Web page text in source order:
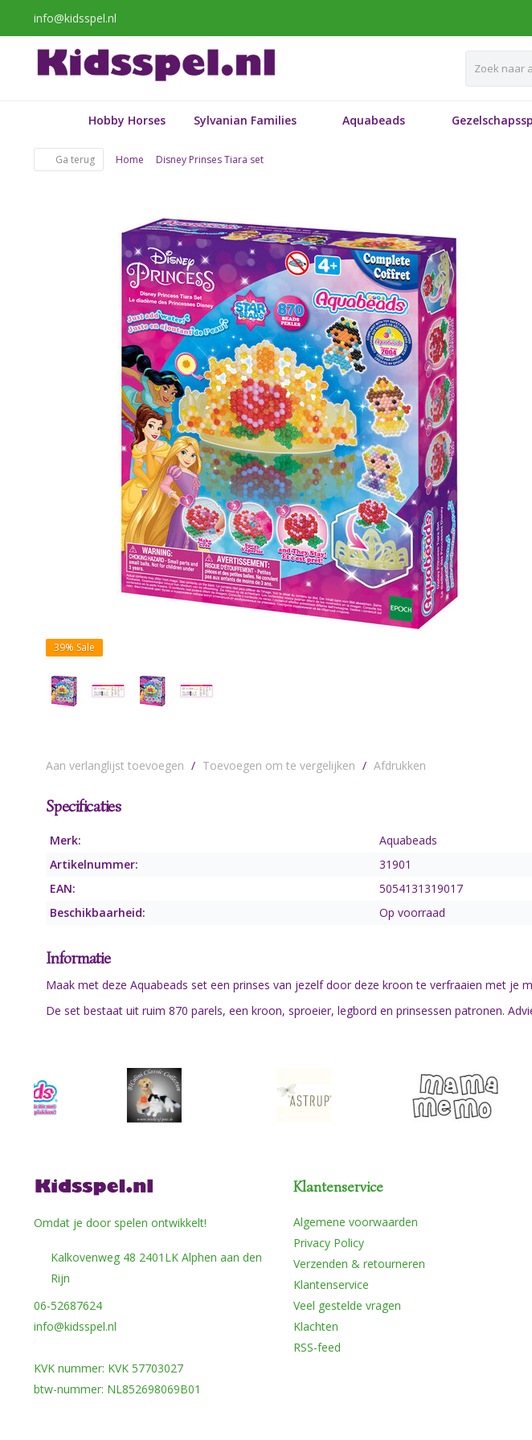
info@kidsspel.nl
Hobby Horses Sylvanian Families Aquabeads
Ga terug Home Disney Prinses Tiara set
39% Sale
Aan verlanglijst toevoegen / Toevoegen om te vergelijken / Afdrukken
Specificaties
Merk:
Aquabeads
Artikelnummer:
31901
EAN:
5054131319017
Beschikbaarheid:
Op voorraad
Informatie
Maak met deze Aquabeads set een prinses van jezelf door deze kroon te verfraaien met je
De set bestaat uit ruim 870 parels, een kroon, sproeier, legbord en prinsessen patronen.
Omdat je door spelen ontwikkelt!
Kalkovenweg 48 2401LK Alphen aan den
Rijn
06-52687624
info@kidsspel.nl
KVK nummer: KVK 57703027
btw-nummer: NL852698069B01
Klantenservice
Algemene voorwaarden
Privacy Policy
Verzenden & retourneren
Klantenservice
Veel gestelde vragen
Klachten
RSS-feed